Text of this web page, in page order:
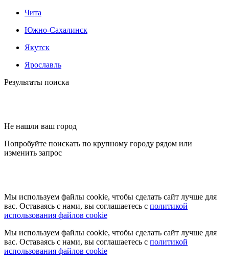
Чита
Южно-Сахалинск
Якутск
Ярославль
Результаты поиска
Не нашли ваш город
Попробуйте поискать по крупному городу рядом или
изменить запрос
Мы используем файлы cookie, чтобы сделать сайт лучше для
вас. Оставаясь с нами, вы соглашаетесь с политикой
использования файлов cookie
Мы используем файлы cookie, чтобы сделать сайт лучше для
вас. Оставаясь с нами, вы соглашаетесь с политикой
использования файлов cookie